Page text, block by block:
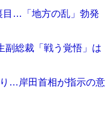
目…「地方の乱」勃発
副総裁「戦う覚悟」は
…岸田首相が指示の意